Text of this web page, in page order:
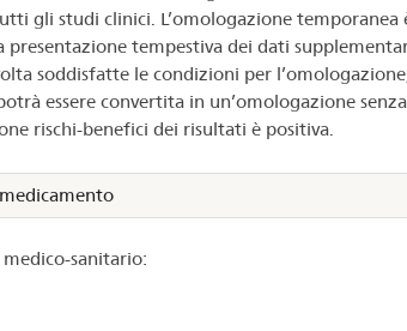
gli studi clinici. L’omologazione temporanea
presentazione tempestiva dei dati
soddisfatte le condizioni per
essere convertita in un’omologazione senza
rischi-benefici dei risultati è positiva.
sanitario: